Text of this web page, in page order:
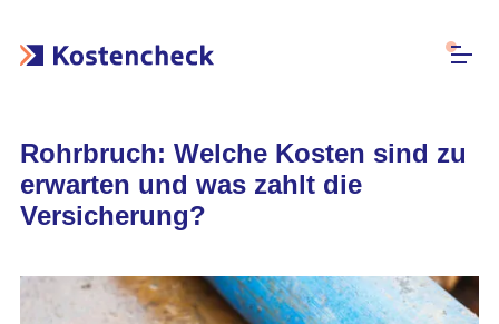
Rohrbruch: Welche Kosten sind zu
erwarten und was zahlt die
Versicherung?